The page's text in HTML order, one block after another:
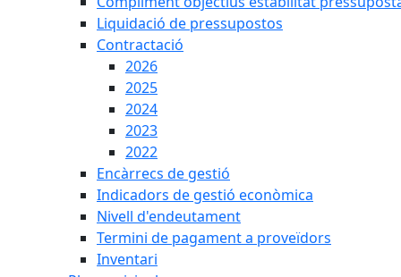
Liquidació de pressupostos
Contractació
2026
2025
2024
2023
2022
Encàrrecs de gestió
Indicadors de gestió econòmica
Nivell d'endeutament
Termini de pagament a proveïdors
Inventari